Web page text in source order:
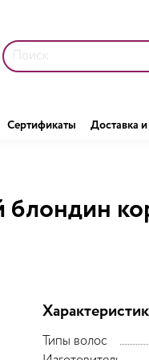
Сертификаты Доставка
Типы волос